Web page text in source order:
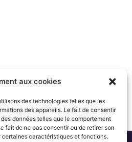
aux cookies
des technologies telles que les
des appareils. Le fait de consentir
données telles que le comportement
fait de ne pas consentir ou de retirer son
caractéristiques et fonctions.